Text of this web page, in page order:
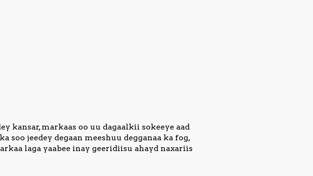
kansar, markaas oo uu dagaalkii sokeeye aad
soo jeedey degaan meeshuu degganaa ka fog,
laga yaabee inay geeridiisu ahayd naxariis